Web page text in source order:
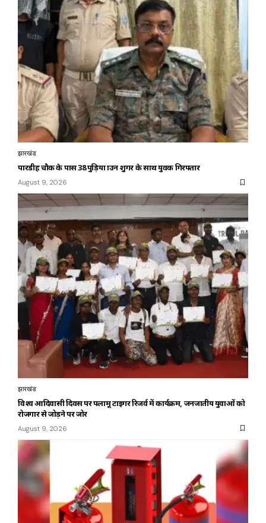
झारखंड
पारडीह चौक के पास 38 पुड़िया ब्राउन शुगर के साथ युवक गिरफ्तार
August 9, 2026
झारखंड
विश्व आदिवासी दिवस पर पलामू टाइगर रिजर्व में कार्यक्रम, जनजातीय युवाओं को
रोजगार से जोड़ने पर जोर
August 9, 2026